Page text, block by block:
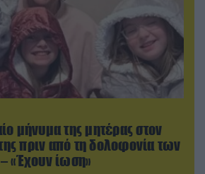
μήνυμα της μητέρας στον
πριν από τη δολοφονία των
«Έχουν ίωση»